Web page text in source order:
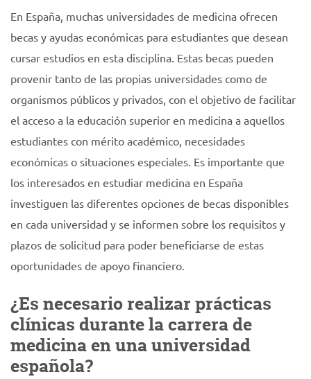
En España, muchas universidades de medicina ofrecen
becas y ayudas económicas para estudiantes que desean
cursar estudios en esta disciplina. Estas becas pueden
provenir tanto de las propias universidades como de
organismos públicos y privados, con el objetivo de facilitar
el acceso a la educación superior en medicina a aquellos
estudiantes con mérito académico, necesidades
económicas o situaciones especiales. Es importante que
los interesados en estudiar medicina en España
investiguen las diferentes opciones de becas disponibles
en cada universidad y se informen sobre los requisitos y
plazos de solicitud para poder beneficiarse de estas
oportunidades de apoyo financiero.
¿Es necesario realizar prácticas
clínicas durante la carrera de
medicina en una universidad
española?